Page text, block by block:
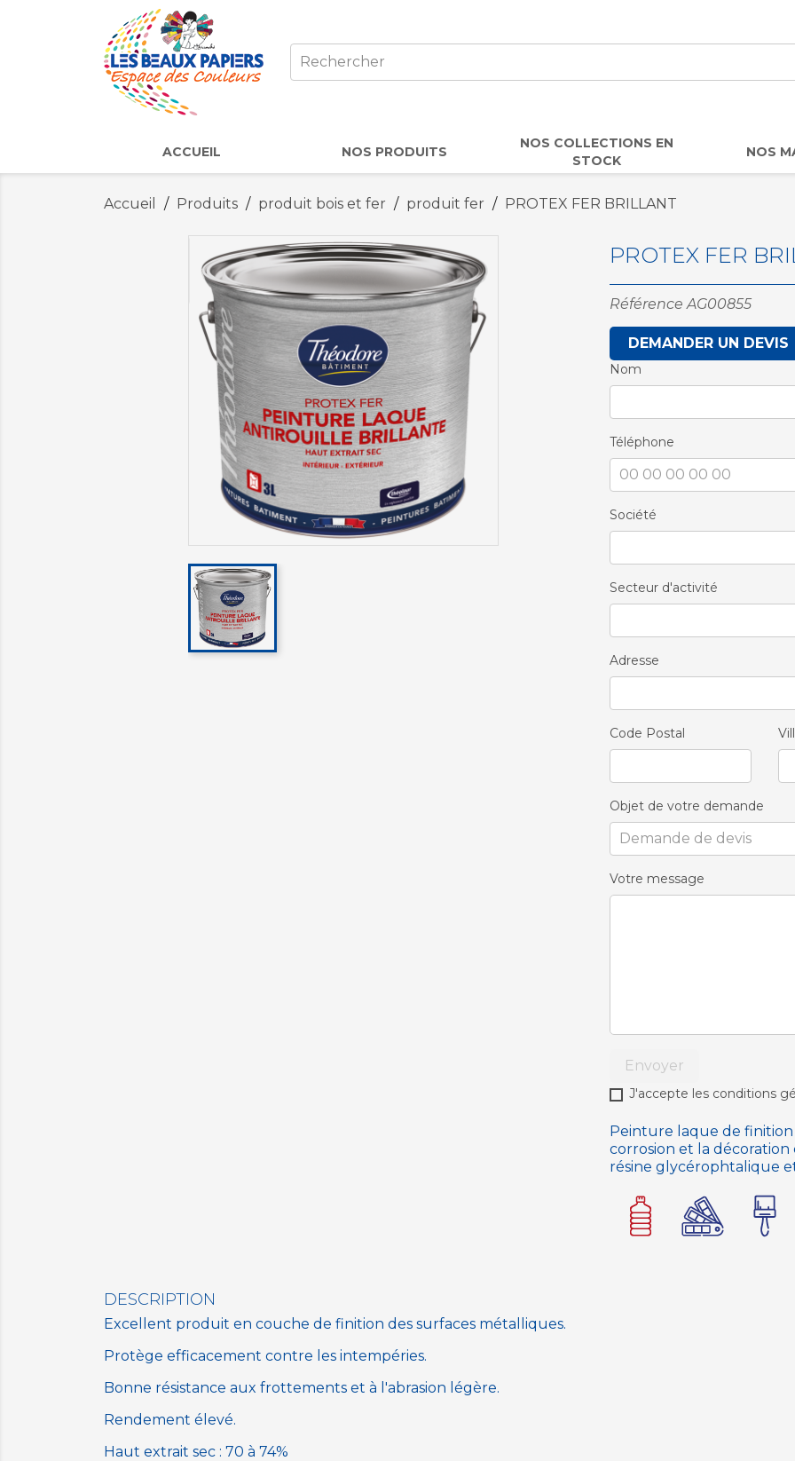
ACCUEIL NOS PRODUITS
NOS COLLECTIONS EN
STOCK
NOS
Accueil Produits produit bois et fer produit fer PROTEX FER BRILLANT
PROTEX FER
Référence AG00855
DEMANDER UN DEVIS
Nom
Téléphone
Société
Secteur d'activité
Adresse
Code Postal
Objet de votre demande
Votre message
Envoyer
J'accepte les conditions
Peinture laque de
corrosion et la
résine glycérophtalique
DESCRIPTION
Excellent produit en couche de finition des surfaces métalliques.
Protège efficacement contre les intempéries.
Bonne résistance aux frottements et à l'abrasion légère.
Rendement élevé.
Haut extrait sec : 70 à 74%